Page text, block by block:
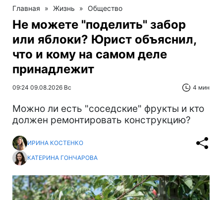
Главная » Жизнь » Общество
Не можете "поделить" забор
или яблоки? Юрист объяснил,
что и кому на самом деле
принадлежит
09:24 09.08.2026 Вс 4 мин
Можно ли есть "соседские" фрукты и кто
должен ремонтировать конструкцию?
ИРИНА КОСТЕНКО
КАТЕРИНА ГОНЧАРОВА